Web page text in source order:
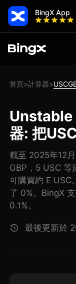
BingX App
首頁>計算器>
Unstable
器: 把
截至 2025年12
GBP，5 USC 等
可購買約 E USC
了 0%。BingX
0.1%。
最後更新於